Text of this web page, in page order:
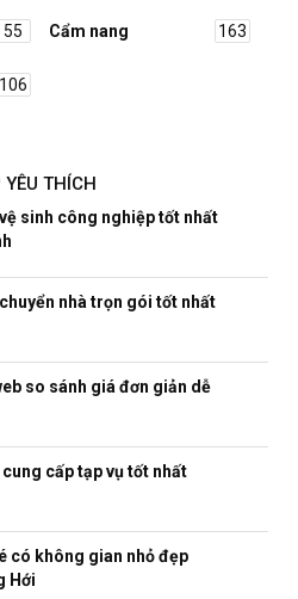
55 Cẩm nang 163
106
YÊU THÍCH
sinh công nghiệp tốt nhất
nhà trọn gói tốt nhất
so sánh giá đơn giản dễ
cấp tạp vụ tốt nhất
có không gian nhỏ đẹp
Hới